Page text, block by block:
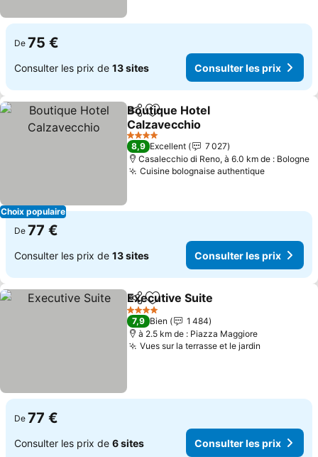
De 75 €
Consulter les prix de 13 sites Consulter les prix
Choix populaire
PartagerAjouter à mes favoris
Boutique Hotel
Calzavecchio
Consulter les prix
4 Étoiles
8,9 Excellent
7 027
Casalecchio di Reno, à 6.0 km de : Bologne
Cuisine bolognaise authentique
De 77 €
Consulter les prix de 13 sites Consulter les prix
PartagerAjouter à mes favoris
Executive Suite
4 Étoiles
7,9 Bien
1 484
à 2.5 km de : Piazza Maggiore
Vues sur la terrasse et le jardin
De 77 €
Consulter les prix de 6 sites Consulter les prix